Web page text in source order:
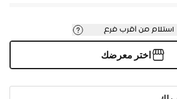
استلام من أقرب فرع
اختر معرضك